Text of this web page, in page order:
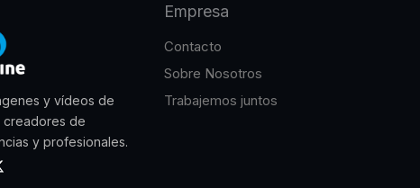
y vídeos de
creadores de
y profesionales.
Empresa
Contacto
Sobre Nosotros
Trabajemos juntos